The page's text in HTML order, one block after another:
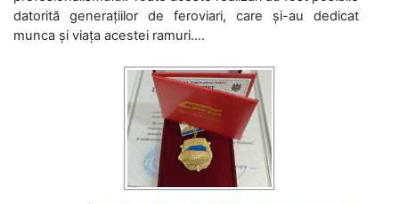
datorită generațiilor de feroviari, care și-au dedicat
munca și viața acestei ramuri....